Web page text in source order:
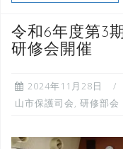
令和6年度第3
研修会開催
2024年11月28日
山市保護司会, 研修部会